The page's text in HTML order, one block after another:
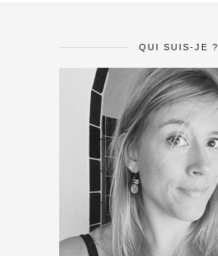
QUI SUIS-JE ?